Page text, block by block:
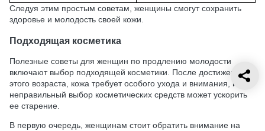
Следуя этим простым советам, женщины смогут сохранить
здоровье и молодость своей кожи.
Подходящая косметика
Полезные советы для женщин по продлению молодости
включают выбор подходящей косметики. После достижения
этого возраста, кожа требует особого ухода и внимания, и
неправильный выбор косметических средств может ускорить
ее старение.
В первую очередь, женщинам стоит обратить внимание на